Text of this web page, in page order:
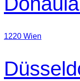
1220 Wien